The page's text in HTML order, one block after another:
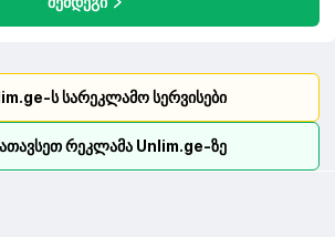
ს სარეკლამო სერვისები
რეკლამა Unlim.ge-ზე